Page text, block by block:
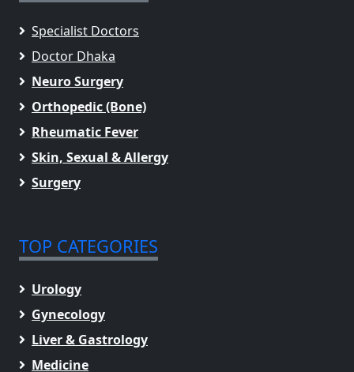
Specialist Doctors
Doctor Dhaka
Neuro Surgery
Orthopedic (Bone)
Rheumatic Fever
Skin, Sexual & Allergy
Surgery
TOP CATEGORIES
Urology
Gynecology
Liver & Gastrology
Medicine